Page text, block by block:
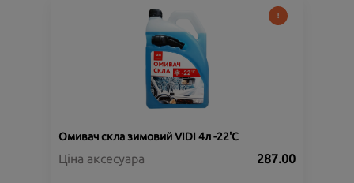
Омивач скла зимовий VIDI 4л -22'C
Ціна аксесуара 287.00